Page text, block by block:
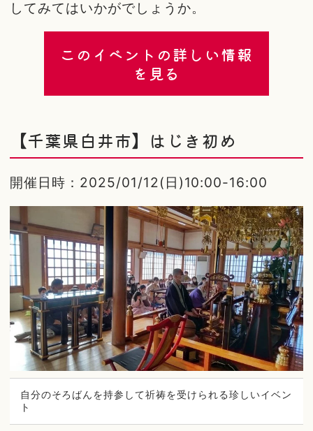
してみてはいかがでしょうか。
このイベントの詳しい情報
を見る
【千葉県白井市】はじき初め
開催日時：2025/01/12(日)10:00-16:00
自分のそろばんを持参して祈祷を受けられる珍しいイベン
ト